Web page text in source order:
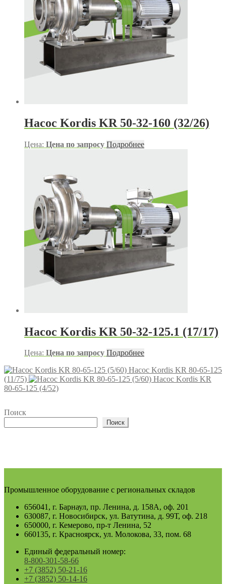
Насос Kordis KR 50-32-160 (32/26)
Цена: Цена по запросу Подробнее
Насос Kordis KR 50-32-125.1 (17/17)
Цена: Цена по запросу Подробнее
Насос Kordis KR 80-65-125
(11/75)
Насос Kordis KR
80-65-125 (4/52)
Поиск
Поиск
Промышленное оборудование с региональных складов
656041, г. Барнаул, пр. Ленина, д. 158А, оф. 201
630087, г. Новосибирск, ул. Ватутина, д. 99Т, оф. 218
650000, г. Кемерово, пр-т Ленина, 52
660135, г. Красноярск, ул. Молокова, 33, пом. 68
Единый федеральный номер:
8-800-301-58-66
+7 (3852) 50-21-16
+7 (3852) 50-14-16